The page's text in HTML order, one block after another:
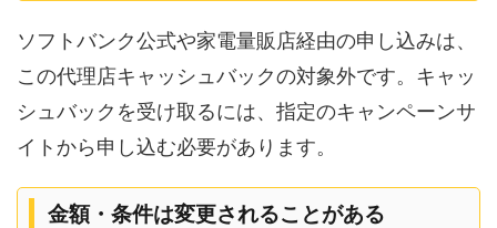
ソフトバンク公式や家電量販店経由の申し込みは、
この代理店キャッシュバックの対象外です。キャッ
シュバックを受け取るには、指定のキャンペーンサ
イトから申し込む必要があります。
金額・条件は変更されることがある